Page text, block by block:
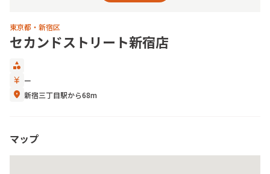
東京都・新宿区
セカンドストリート新宿店
category
currency_yen ー
location_on 新宿三丁目駅から68m
マップ